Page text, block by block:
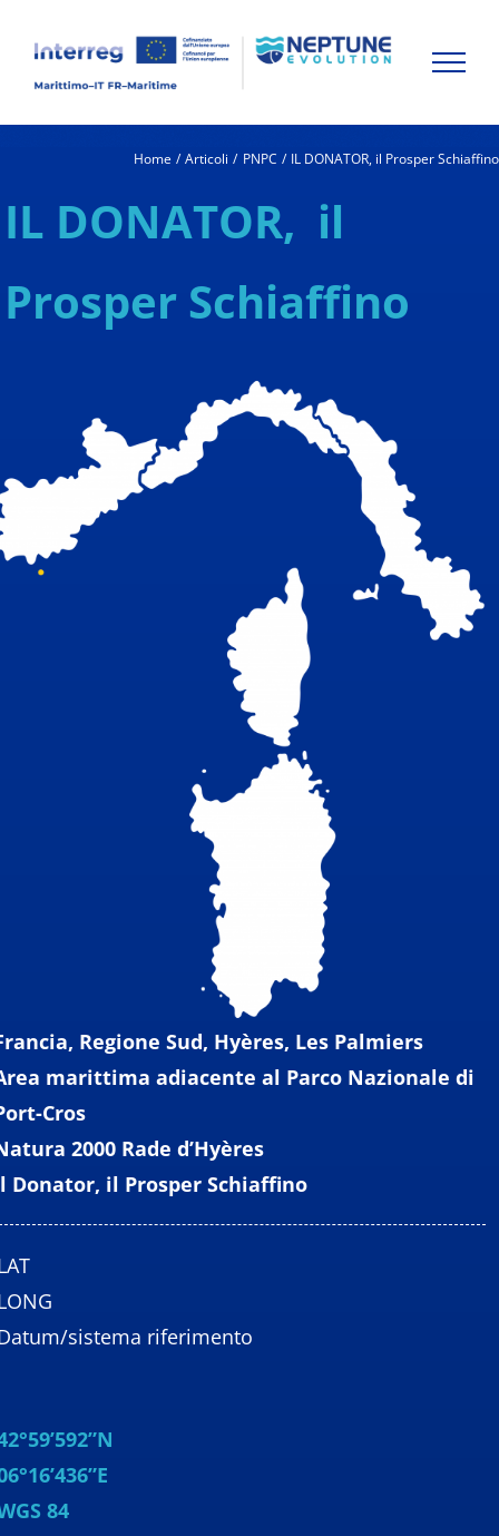
content
Home Articoli PNPC IL DONATOR, il Prosper Schiaffino
IL DONATOR, il
Prosper Schiaffino
Regione Sud, Hyères, Les Palmiers
marittima adiacente al Parco Nazionale di
Cros
2000 Rade d’Hyères
Donator, il Prosper Schiaffino
sistema riferimento
84